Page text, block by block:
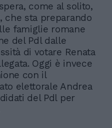
come al solito,
che sta preparando
famiglie romane
del Pdl dalle
di votare Renata
Oggi è invece
con il
elettorale Andrea
del Pdl per